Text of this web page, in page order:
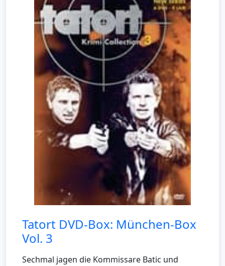
Tatort DVD-Box: München-Box
Vol. 3
Sechmal jagen die Kommissare Batic und